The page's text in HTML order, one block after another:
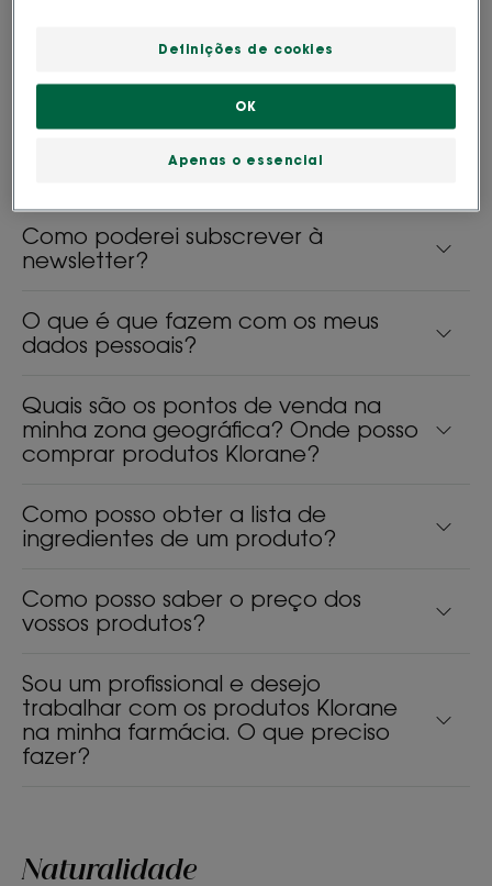
da newsletter?
Posso receber algumas amostras?
Têm uma newsletter?
Como poderei subscrever à
newsletter?
O que é que fazem com os meus
dados pessoais?
Quais são os pontos de venda na
minha zona geográfica? Onde posso
comprar produtos Klorane?
Como posso obter a lista de
ingredientes de um produto?
Como posso saber o preço dos
vossos produtos?
Sou um profissional e desejo
trabalhar com os produtos Klorane
na minha farmácia. O que preciso
fazer?
Naturalidade
Definições de cookies
Apenas o essencial
OK